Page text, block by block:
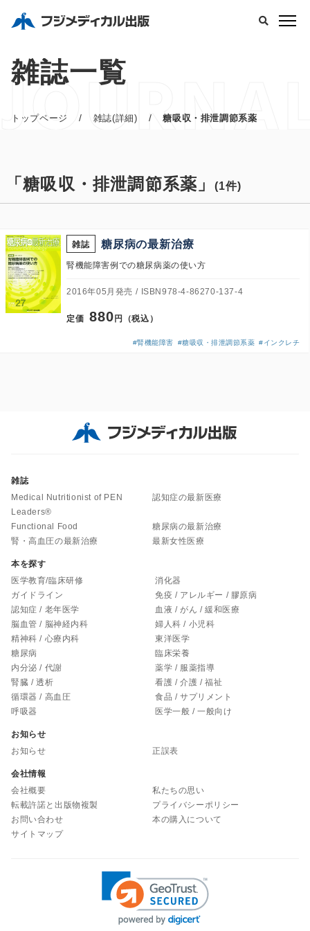
雑誌一覧
トップページ / 雑誌(詳細) / 糖吸収・排泄調節系薬
「糖吸収・排泄調節系薬」(1件)
雑誌 糖尿病の最新治療
腎機能障害例での糖尿病薬の使い方
2016年05月発売 ISBN978-4-86270-137-4
定価 880 円（税込）
#腎機能障害 #糖吸収・排泄調節系薬 #インクレチ
雑誌
Medical Nutritionist of PEN
Leaders®
認知症の最新医療
Functional Food
糖尿病の最新治療
腎・高血圧の最新治療
最新女性医療
本を探す
医学教育/臨床研修
ガイドライン
認知症 / 老年医学
脳血管 / 脳神経内科
精神科 / 心療内科
糖尿病
内分泌 / 代謝
腎臓 / 透析
循環器 / 高血圧
呼吸器
消化器
免疫 / アレルギー / 膠原病
血液 / がん / 緩和医療
婦人科 / 小児科
東洋医学
臨床栄養
薬学 / 服薬指導
看護 / 介護 / 福祉
食品 / サプリメント
医学一般 / 一般向け
お知らせ
お知らせ
正誤表
会社情報
会社概要
私たちの思い
転載許諾と出版物複製
プライバシーポリシー
お問い合わせ
本の購入について
サイトマップ